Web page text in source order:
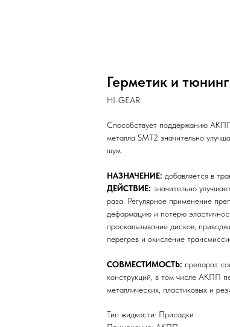
Герметик и
HI-GEAR
Способствует поддержанию
металла SMT2 значительно
шум.
НАЗНАЧЕНИЕ: добавляется в
ДЕЙСТВИЕ: значительно
раза. Регулярное применение
деформацию и потерю
проскальзывание дисков,
перегрев и окисление
СОВМЕСТИМОСТЬ: препарат
конструкций, в том числе АКПП
металлических, пластиковых и
Тип жидкости: Присадки